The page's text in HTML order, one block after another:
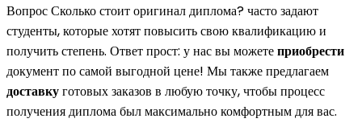
Вопрос Сколько стоит оригинал диплома? часто задают
студенты, которые хотят повысить свою квалификацию и
получить степень. Ответ прост: у нас вы можетеприобрести
документ по самой выгодной цене! Мы также предлагаем
доставкуготовых заказов в любую точку, чтобы процесс
получения диплома был максимально комфортным для вас.